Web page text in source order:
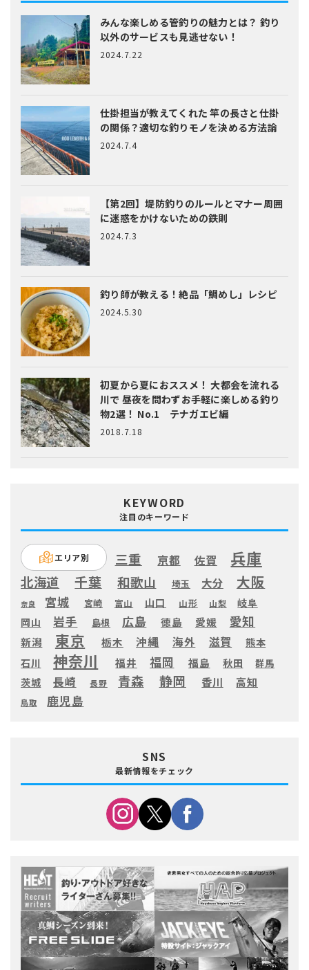
みんな楽しめる管釣りの魅力とは？ 釣り
以外のサービスも見逃せない！
2024.7.22
仕掛担当が教えてくれた竿の長さと仕掛
の関係？適切な釣りモノを決める方法論
2024.7.4
【第2回】堤防釣りのルールとマナー周囲
に迷惑をかけないための鉄則
2024.7.3
釣り師が教える！絶品「鯛めし」レシピ
2024.5.30
初夏から夏におススメ！ 大都会を流れる
川で 昼夜を問わずお手軽に楽しめる釣り
物2選！ No.1 テナガエビ編
2018.7.18
KEYWORD
注目のキーワード
エリア別 三重 京都 佐賀 兵庫
北海道 千葉 和歌山 埼玉 大分 大阪
奈良 宮城 宮崎 富山 山口 山形 山梨
岐阜
岡山
岩手 島根 広島 徳島 愛媛 愛知
新潟 東京 栃木 沖縄 海外 滋賀
熊本
石川
神奈川 福井 福岡 福島 秋田 群馬
茨城 長崎 長野 青森 静岡 香川 高知
鳥取 鹿児島
SNS
最新情報をチェック